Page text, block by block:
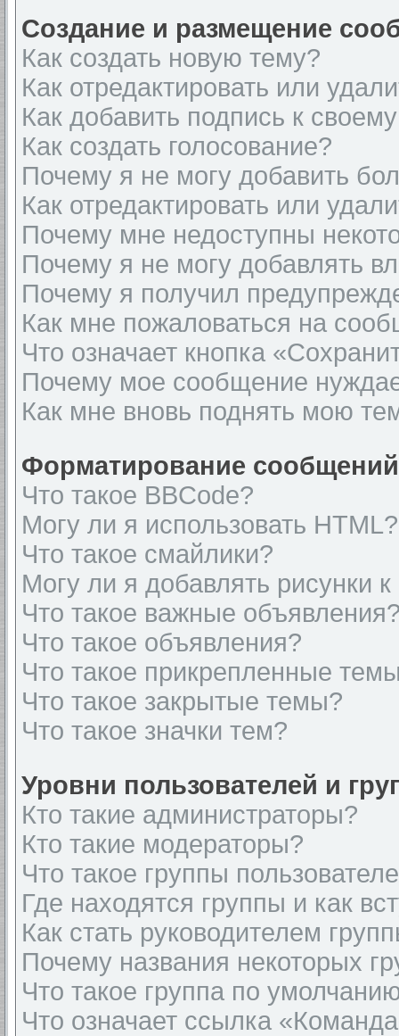
Создание и размещение
Как создать новую тему?
Как отредактировать или
Как добавить подпись к
Как создать голосование?
Почему я не могу добавить
Как отредактировать или
Почему мне недоступны
Почему я не могу добавлять
Почему я получил
Как мне пожаловаться на
Что означает кнопка
Почему мое сообщение
Как мне вновь поднять мою
Форматирование
Что такое BBCode?
Могу ли я использовать HTML?
Что такое смайлики?
Могу ли я добавлять рисунки
Что такое важные
Что такое объявления?
Что такое прикрепленные
Что такое закрытые темы?
Что такое значки тем?
Уровни пользователей и
Кто такие администраторы?
Кто такие модераторы?
Что такое группы
Где находятся группы и как
Как стать руководителем
Почему названия некоторых
Что такое группа по
Что означает ссылка